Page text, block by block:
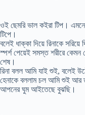
ওই ছেমরি ভাল কইরা টিপ।
টিপে।
বলেই ধাক্কা দিয়ে রিনাকে
স্পর্শ পেয়েই সমস্ত শরীরে
শেষ।
রিনা বলল আমি যাই শুই, বলেই
হেনাকে বললাম চল আমি শুই আর
আপনের ঘুম আইতেছে বুঝছি।